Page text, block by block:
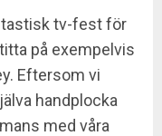
tv-fest för
på exempelvis
Eftersom vi
handplocka
med våra